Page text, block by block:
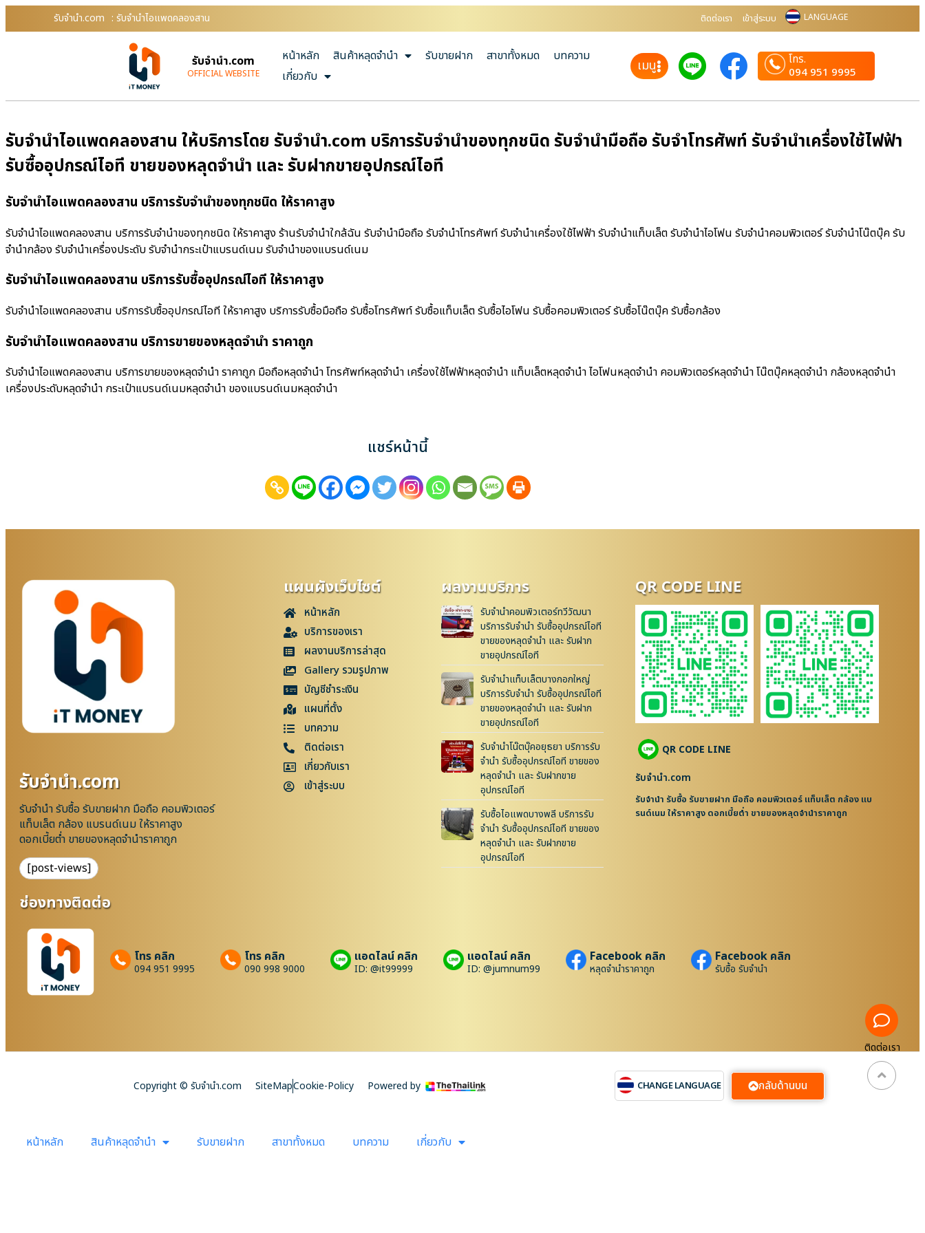
รับจํานํา.com : รับจำนำไอแพดคลองสาน ติดต่อเรา เข้าสู่ระบบ LANGUAGE
รับจํานํา.com
OFFICIAL WEBSITE
หน้าหลัก สินค้าหลุดจำนำ รับขายฝาก สาขาทั้งหมด
บทความ
เกี่ยวกับ
เมนู
โทร.
094 951 9995
รับจำนำไอแพดคลองสาน ให้บริการโดย รับจํานํา.com บริการรับจำนำของทุกชนิด รับจำนำมือถือ รับจำโทรศัพท์ รับจำนำเครื่องใช้ไฟฟ้า
รับซื้ออุปกรณ์ไอที ขายของหลุดจำนำ และ รับฝากขายอุปกรณ์ไอที
รับจำนำไอแพดคลองสาน บริการรับจำนำของทุกชนิด ให้ราคาสูง
รับจำนำไอแพดคลองสาน บริการรับจำนำของทุกชนิด ให้ราคาสูง ร้านรับจํานําใกล้ฉัน รับจำนำมือถือ รับจำนำโทรศัพท์ รับจำนำเครื่องใช้ไฟฟ้า รับจำนำแท็บเล็ต รับจำนำไอโฟน รับจำนำคอมพิวเตอร์ รับจำนำโน๊ตบุ๊ค รับ
จำนำกล้อง รับจำนำเครื่องประดับ รับจำนำกระเป๋าแบรนด์เนม รับจำนำของแบรนด์เนม
รับจำนำไอแพดคลองสาน บริการรับซื้ออุปกรณ์ไอที ให้ราคาสูง
รับจำนำไอแพดคลองสาน บริการรับซื้ออุปกรณ์ไอที ให้ราคาสูง บริการรับซื้อมือถือ รับซื้อโทรศัพท์ รับซื้อแท็บเล็ต รับซื้อไอโฟน รับซื้อคอมพิวเตอร์ รับซื้อโน๊ตบุ๊ค รับซื้อกล้อง
รับจำนำไอแพดคลองสาน บริการขายของหลุดจำนำ ราคาถูก
รับจำนำไอแพดคลองสาน บริการขายของหลุดจำนำ ราคาถูก มือถือหลุดจำนำ โทรศัพท์หลุดจำนำ เครื่องใช้ไฟฟ้าหลุดจำนำ แท็บเล็ตหลุดจำนำ ไอโฟนหลุดจำนำ คอมพิวเตอร์หลุดจำนำ โน๊ตบุ๊คหลุดจำนำ กล้องหลุดจำนำ
เครื่องประดับหลุดจำนำ กระเป๋าแบรนด์เนมหลุดจำนำ ของแบรนด์เนมหลุดจำนำ
แชร์หน้านี้
รับจํานํา.com
รับจำนำ รับซื้อ รับขายฝาก มือถือ คอมพิวเตอร์
แท็บเล็ต กล้อง แบรนด์เนม ให้ราคาสูง
ดอกเบี้ยต่ำ ขายของหลุดจำนำราคาถูก
[post-views]
แผนผังเว็บไซต์
หน้าหลัก
บริการของเรา
ผลงานบริการล่าสุด
Gallery รวมรูปภาพ
บัญชีชำระเงิน
แผนที่ตั้ง
บทความ
ติดต่อเรา
เกี่ยวกับเรา
เข้าสู่ระบบ
ผลงานบริการ
รับจำนำคอมพิวเตอร์ทวีวัฒนา
บริการรับจำนำ รับซื้ออุปกรณ์ไอที
ขายของหลุดจำนำ และ รับฝาก
ขายอุปกรณ์ไอที
รับจำนำแท็บเล็ตบางกอกใหญ่
บริการรับจำนำ รับซื้ออุปกรณ์ไอที
ขายของหลุดจำนำ และ รับฝาก
ขายอุปกรณ์ไอที
รับจำนำโน๊ตบุ๊คอยุธยา บริการรับ
จำนำ รับซื้ออุปกรณ์ไอที ขายของ
หลุดจำนำ และ รับฝากขาย
อุปกรณ์ไอที
รับซื้อไอแพดบางพลี บริการรับ
จำนำ รับซื้ออุปกรณ์ไอที ขายของ
หลุดจำนำ และ รับฝากขาย
อุปกรณ์ไอที
QR CODE LINE
QR CODE LINE
รับจํานํา.com
รับจำนำ รับซื้อ รับขายฝาก มือถือ คอมพิวเตอร์ แท็บเล็ต กล้อง แบ
รนด์เนม ให้ราคาสูง ดอกเบี้ยต่ำ ขายของหลุดจำนำราคาถูก
ช่องทางติดต่อ
โทร คลิก
094 951 9995
โทร คลิก
090 998 9000
แอดไลน์ คลิก
ID: @it99999
แอดไลน์ คลิก
ID: @jumnum99
Facebook คลิก
หลุดจำนำราคาถูก
Facebook คลิก
รับซื้อ รับจำนำ
Copyright © รับจํานํา.com SiteMapCookie-Policy Powered by CHANGE LANGUAGE กลับด้านบน
ติดต่อเรา
หน้าหลัก สินค้าหลุดจำนำ รับขายฝาก สาขาทั้งหมด บทความ เกี่ยวกับ